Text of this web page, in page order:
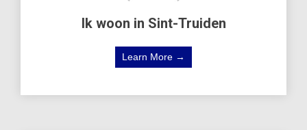
Ik woon in Sint-Truiden
Learn More →